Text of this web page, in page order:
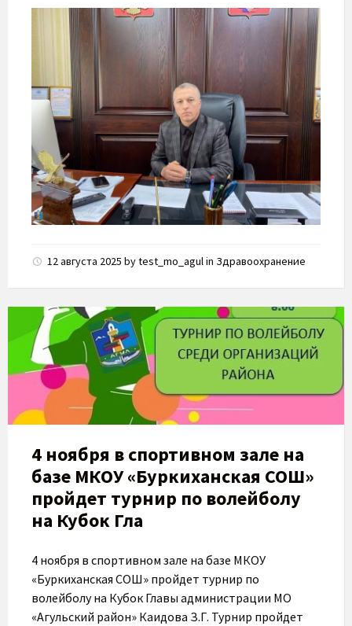
12 августа 2025 bytest_mo_agulin Здравоохранение
​4 ноября в спортивном зале на
базе МКОУ «Буркиханская СОШ»
пройдет турнир по волейболу
на Кубок Гла
4 ноября в спортивном зале на базе МКОУ
«Буркиханская СОШ» пройдет турнир по
волейболу на Кубок Главы администрации МО
«Агульский район» Каидова З.Г. Турнир пройдет